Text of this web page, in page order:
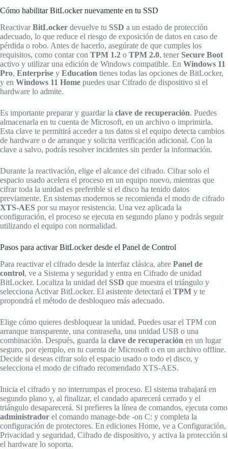
Cómo habilitar BitLocker nuevamente en tu SSD
ReactivarBitLocker devuelve tu SSD a un estado de protección
adecuado, lo que reduce el riesgo de exposición de datos en caso de
pérdida o robo. Antes de hacerlo, asegúrate de que cumples los
requisitos, como contar con TPM 1.2 o TPM 2.0, tener Secure Boot
activo y utilizar una edición de Windows compatible. En Windows 11
Pro, Enterprise y Education tienes todas las opciones de BitLocker,
y en Windows 11 Home puedes usar Cifrado de dispositivo si el
hardware lo admite.
Es importante preparar y guardar la clave de recuperación. Puedes
almacenarla en tu cuenta de Microsoft, en un archivo o imprimirla.
Esta clave te permitirá acceder a tus datos si el equipo detecta cambios
de hardware o de arranque y solicita verificación adicional. Con la
clave a salvo, podrás resolver incidentes sin perder la información.
Durante la reactivación, elige el alcance del cifrado. Cifrar solo el
espacio usado acelera el proceso en un equipo nuevo, mientras que
cifrar toda la unidad es preferible si el disco ha tenido datos
previamente. En sistemas modernos se recomienda el modo de cifrado
XTS-AES por su mayor resistencia. Una vez aplicada la
configuración, el proceso se ejecuta en segundo plano y podrás seguir
utilizando el equipo con normalidad.
Pasos para activar BitLocker desde el Panel de Control
Para reactivar el cifrado desde la interfaz clásica, abre Panel de
control, ve a Sistema y seguridad y entra en Cifrado de unidad
BitLocker. Localiza la unidad del SSD que muestra el triángulo y
selecciona Activar BitLocker. El asistente detectará el TPM y te
propondrá el método de desbloqueo más adecuado.
Elige cómo quieres desbloquear la unidad. Puedes usar el TPM con
arranque transparente, una contraseña, una unidad USB o una
combinación. Después, guarda la clave de recuperación en un lugar
seguro, por ejemplo, en tu cuenta de Microsoft o en un archivo offline.
Decide si deseas cifrar solo el espacio usado o todo el disco, y
selecciona el modo de cifrado recomendado XTS-AES.
Inicia el cifrado y no interrumpas el proceso. El sistema trabajará en
segundo plano y, al finalizar, el candado aparecerá cerrado y el
triángulo desaparecerá. Si prefieres la línea de comandos, ejecuta como
administrador el comando manage-bde -on C: y completa la
configuración de protectores. En ediciones Home, ve a Configuración,
Privacidad y seguridad, Cifrado de dispositivo, y activa la protección si
el hardware lo soporta.